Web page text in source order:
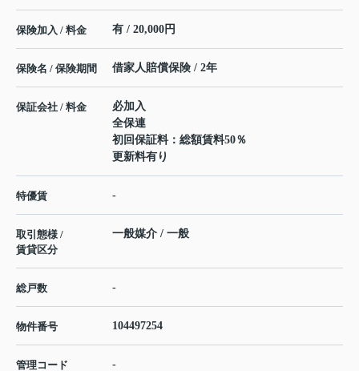
保険加入 / 料金 有 / 20,000円
保険名 / 保険期間 借家人賠償保険 / 2年
保証会社 / 料金
必加入
全保連
初回保証料：総額賃料50％
更新料有り
特優賃 -
取引態様 /
賃貸区分
一般媒介 / 一般
総戸数 -
物件番号 104497254
管理コード -